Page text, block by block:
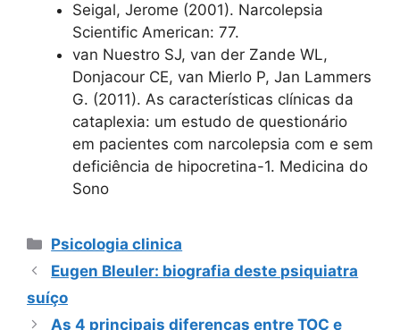
Seigal, Jerome (2001). Narcolepsia
Scientific American: 77.
van Nuestro SJ, van der Zande WL,
Donjacour CE, van Mierlo P, Jan Lammers
G. (2011). As características clínicas da
cataplexia: um estudo de questionário
em pacientes com narcolepsia com e sem
deficiência de hipocretina-1. Medicina do
Sono
Categorias
Psicologia clinica
Eugen Bleuler: biografia deste psiquiatra
suíço
As 4 principais diferenças entre TOC e